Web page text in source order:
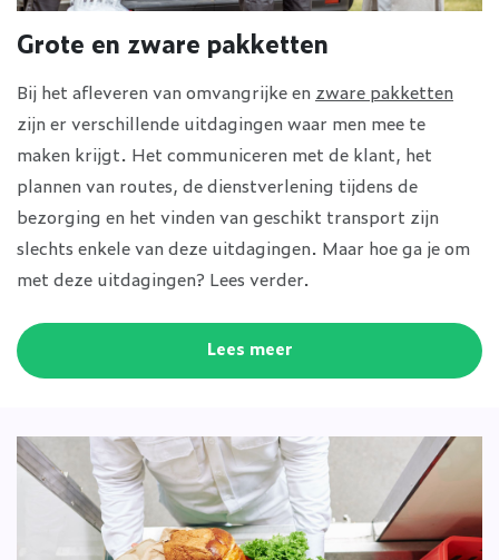
Grote en zware pakketten
Bij het afleveren van omvangrijke en zware pakketten
zijn er verschillende uitdagingen waar men mee te
maken krijgt. Het communiceren met de klant, het
plannen van routes, de dienstverlening tijdens de
bezorging en het vinden van geschikt transport zijn
slechts enkele van deze uitdagingen. Maar hoe ga je om
met deze uitdagingen? Lees verder.
Lees meer